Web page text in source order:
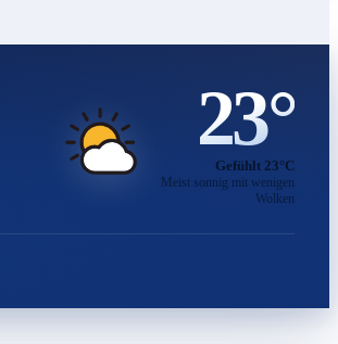
23°
Gefühlt 23°C
Meist sonnig mit wenigen
Wolken